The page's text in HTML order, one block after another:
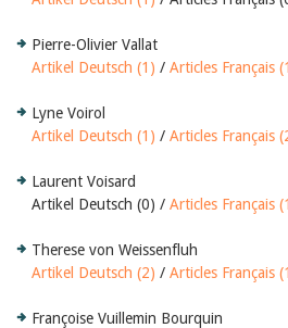
Pierre-Olivier Vallat
Artikel Deutsch (1) / Articles Français
Lyne Voirol
Artikel Deutsch (1) / Articles Français
Laurent Voisard
Artikel Deutsch (0) / Articles Français
Therese von Weissenfluh
Artikel Deutsch (2) / Articles Français
Françoise Vuillemin Bourquin